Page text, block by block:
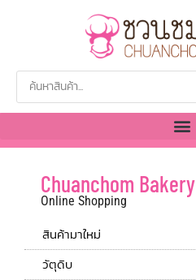
Chuanchom Bakery
Online Shopping
สินค้ามาใหม่
วัตุดิบ